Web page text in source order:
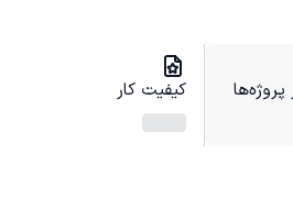
کیفیت کار